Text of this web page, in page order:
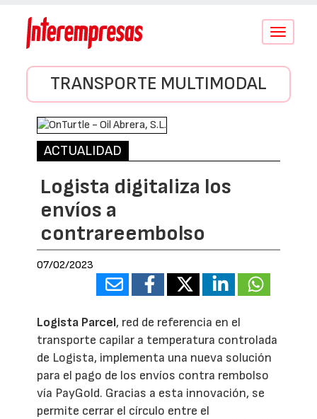
Conmutar
TRANSPORTE MULTIMODAL
ACTUALIDAD
Logista digitaliza los
envíos a
contrareembolso
07/02/2023
Logista Parcel, red de referencia en el
transporte capilar a temperatura controlada
de Logista, implementa una nueva solución
para el pago de los envíos contra rembolso
vía PayGold. Gracias a esta innovación, se
permite cerrar el círculo entre el